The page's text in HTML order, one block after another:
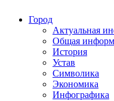
Город
Актуальная
Общая
История
Устав
Символика
Экономика
Инфографика